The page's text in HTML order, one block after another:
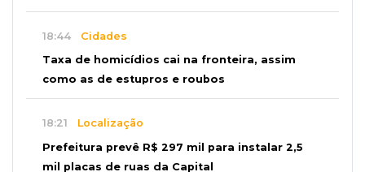
18:44 Cidades
Taxa de homicídios cai na fronteira, assim
como as de estupros e roubos
18:21 Localização
Prefeitura prevê R$ 297 mil para instalar 2,5
mil placas de ruas da Capital